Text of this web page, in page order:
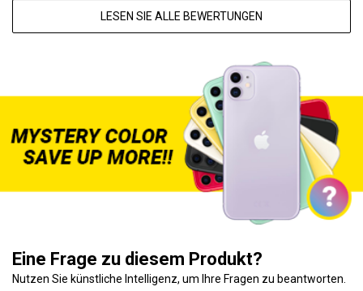
LESEN SIE ALLE BEWERTUNGEN
Eine Frage zu diesem Produkt?
Nutzen Sie künstliche Intelligenz, um Ihre Fragen zu beantworten.